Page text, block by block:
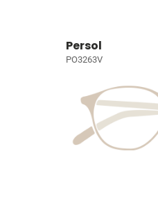
Persol
PO3263V